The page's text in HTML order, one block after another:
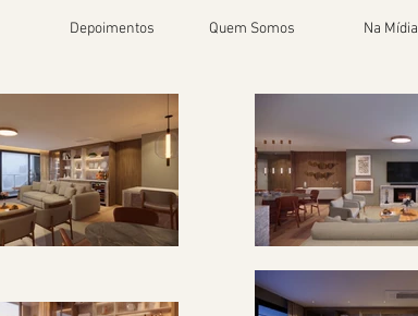
Depoimentos Quem Somos Na Mídia